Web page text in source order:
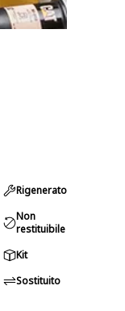
Rigenerato
Non
restituibile
Kit
Sostituito